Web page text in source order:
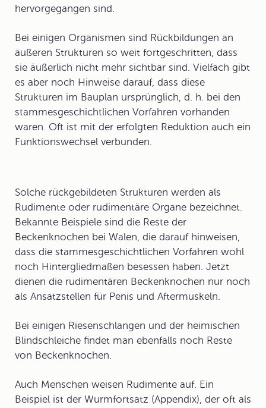
hervorgegangen sind.
Bei einigen Organismen sind Rückbildungen an
äußeren Strukturen so weit fortgeschritten, dass
sie äußerlich nicht mehr sichtbar sind. Vielfach gibt
es aber noch Hinweise darauf, dass diese
Strukturen im Bauplan ursprünglich, d. h. bei den
stammesgeschichtlichen Vorfahren vorhanden
waren. Oft ist mit der erfolgten Reduktion auch ein
Funktionswechsel verbunden.
Solche rückgebildeten Strukturen werden als
Rudimente oder rudimentäre Organe bezeichnet.
Bekannte Beispiele sind die Reste der
Beckenknochen bei Walen, die darauf hinweisen,
dass die stammesgeschichtlichen Vorfahren wohl
noch Hintergliedmaßen besessen haben. Jetzt
dienen die rudimentären Beckenknochen nur noch
als Ansatzstellen für Penis und Aftermuskeln.
Bei einigen Riesenschlangen und der heimischen
Blindschleiche findet man ebenfalls noch Reste
von Beckenknochen.
Auch Menschen weisen Rudimente auf. Ein
Beispiel ist der Wurmfortsatz (Appendix), der oft als